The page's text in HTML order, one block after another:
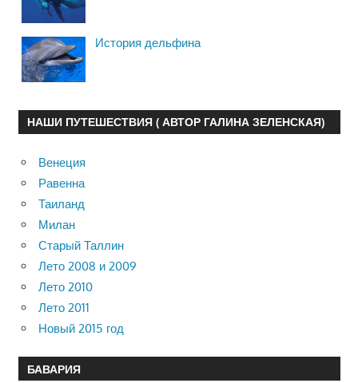
История дельфина
НАШИ ПУТЕШЕСТВИЯ ( АВТОР ГАЛИНА ЗЕЛЕНСКАЯ)
Венеция
Равенна
Таиланд
Милан
Старый Таллин
Лето 2008 и 2009
Лето 2010
Лето 2011
Новый 2015 год
БАВАРИЯ